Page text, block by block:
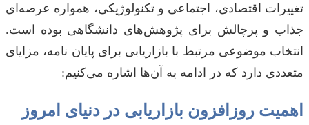
تغییرات اقتصادی، اجتماعی و تکنولوژیکی، همواره عرصه‌ای
جذاب و پرچالش برای پژوهش‌های دانشگاهی بوده است.
انتخاب موضوعی مرتبط با بازاریابی برای پایان نامه، مزایای
متعددی دارد که در ادامه به آن‌ها اشاره می‌کنیم:
اهمیت روزافزون بازاریابی در دنیای امروز